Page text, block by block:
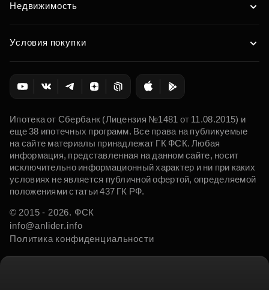
Недвижимость
Условия покупки
Ипотека от Сбербанк (Лицензия №1481 от 11.08.2015) и
еще 38 ипотечных программ. Все права на публикуемые
на сайте материалы принадлежат ГК ФСК. Любая
информация, представленная на данном сайте, носит
исключительно информационный характер и ни при каких
условиях не является публичной офертой, определяемой
положениями статьи 437 ГК РФ.
© 2015 - 2026. ФСК
info@anlider.info
Политика конфиденциальности